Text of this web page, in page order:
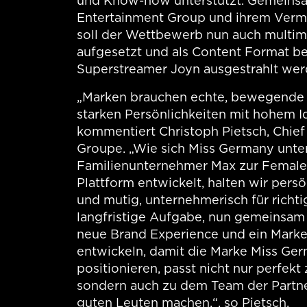
Entertainment Group und ihrem
soll der Wettbewerb nun auch
aufgesetzt und als Content Format
Superstreamer Joyn ausgestrahlt
„Marken brauchen echte,
starken Persönlichkeiten mit hohem
kommentiert Christoph Pietsch,
Groupe. „Wie sich Miss Germany
Familienunternehmer Max zur
Plattform entwickelt, halten wir
und mutig, unternehmerisch für
langfristige Aufgabe, nun
neue Brand Experience und ein
entwickeln, damit die Marke Miss
positionieren, passt nicht nur perfekt
sondern auch zu dem Team der
guten Leuten machen.“, so Pietsch.